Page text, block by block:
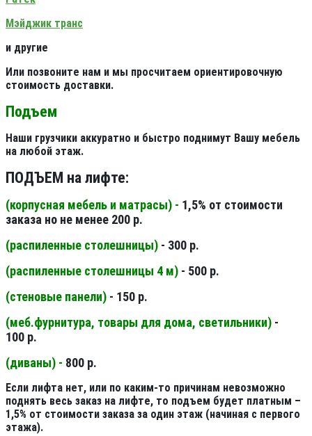
Мэйджик транс
и другие
Или позвоните нам и мы просчитаем ориентировочную
стоимость доставки.
Подъем
Наши грузчики аккуратно и быстро поднимут Вашу мебель
на любой этаж.
ПОДЪЕМ на лифте:
(корпусная мебель и матрасы) - 1,5% от стоимости
заказа но не менее 200 р.
(распиленные столешницы) - 300 р.
(распиленные столешницы 4 м) - 500 р.
(стеновые панели) - 150 р.
(меб.фурнитура, товары для дома, светильники) -
100 р.
(диваны) - 800 р.
Если лифта нет, или по каким-то причинам невозможно
поднять весь заказ на лифте, то подъем будет платным –
1,5% от стоимости заказа за один этаж (начиная с первого
этажа).